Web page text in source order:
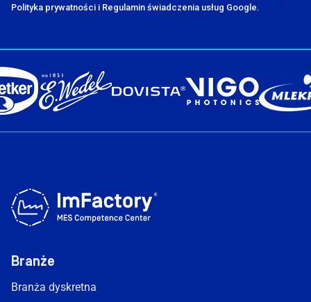
Polityka prywatności i Regulamin świadczenia usług Google.
Branże
Branża dyskretna